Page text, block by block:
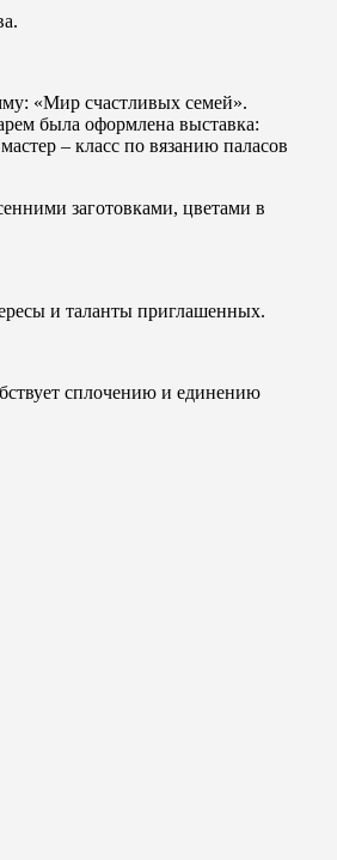
«Мир счастливых семей».
была оформлена выставка:
– класс по вязанию паласов
заготовками, цветами в
и таланты приглашенных.
сплочению и единению